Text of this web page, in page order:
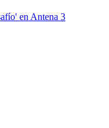
en Antena 3